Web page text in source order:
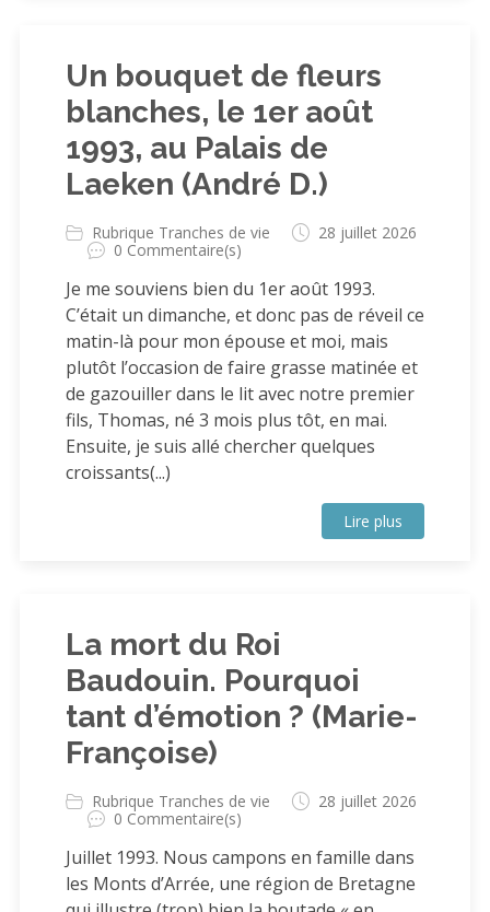
Un bouquet de fleurs
blanches, le 1er août
1993, au Palais de
Laeken (André D.)
Rubrique Tranches de vie
28 juillet 2026
0 Commentaire(s)
Je me souviens bien du 1er août 1993.
C’était un dimanche, et donc pas de réveil ce
matin-là pour mon épouse et moi, mais
plutôt l’occasion de faire grasse matinée et
de gazouiller dans le lit avec notre premier
fils, Thomas, né 3 mois plus tôt, en mai.
Ensuite, je suis allé chercher quelques
croissants(...)
Lire plus
La mort du Roi
Baudouin. Pourquoi
tant d’émotion ? (Marie-
Françoise)
Rubrique Tranches de vie
28 juillet 2026
0 Commentaire(s)
Juillet 1993. Nous campons en famille dans
les Monts d’Arrée, une région de Bretagne